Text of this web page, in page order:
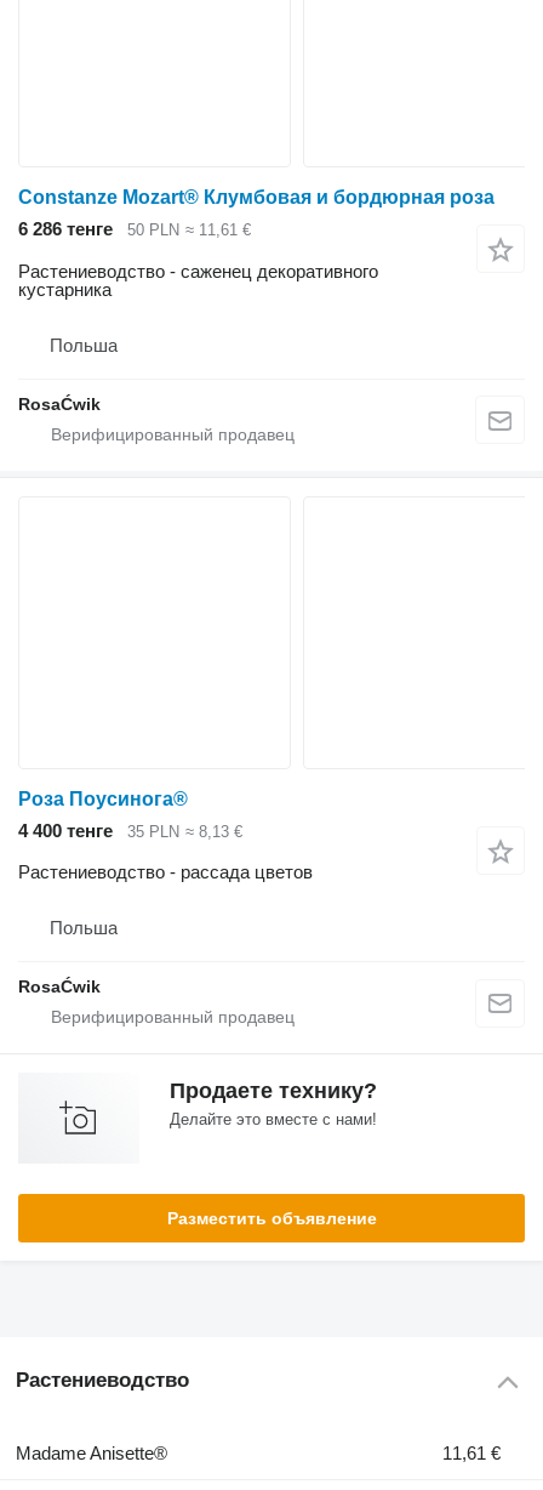
Constanze Mozart® Клумбовая и бордюрная роза
6 286 тенге
50 PLN ≈ 11,61 €
Растениеводство - саженец декоративного
кустарника
Польша
RosaĆwik
Роза Поусинога®
4 400 тенге
35 PLN ≈ 8,13 €
Растениеводство - рассада цветов
Польша
RosaĆwik
Продаете технику?
Делайте это вместе с нами!
Разместить объявление
Растениеводство
Madame Anisette® 11,61 €